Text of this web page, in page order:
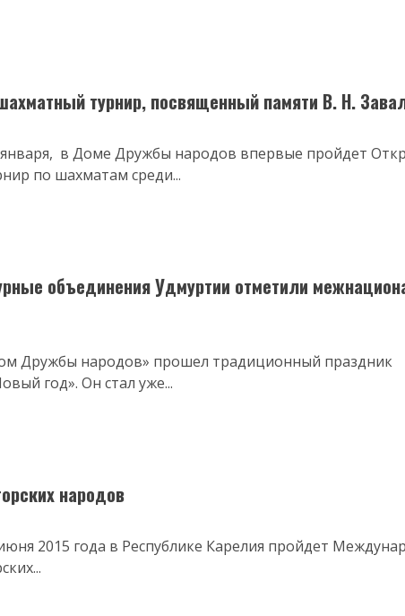
турнир, посвященный памяти В. Н.
января, в Доме Дружбы народов впервые пройдет
по шахматам среди...
объединения Удмуртии отметили
Дружбы народов» прошел традиционный праздник
год». Он стал уже...
народов
2015 года в Республике Карелия пройдет